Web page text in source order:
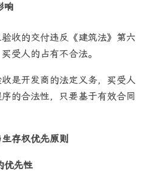
响
收的交付违反《建筑法》第六
受人的占有不合法。
是开发商的法定义务，买受人
的合法性，只要基于有效合同
存权优先原则
优先性